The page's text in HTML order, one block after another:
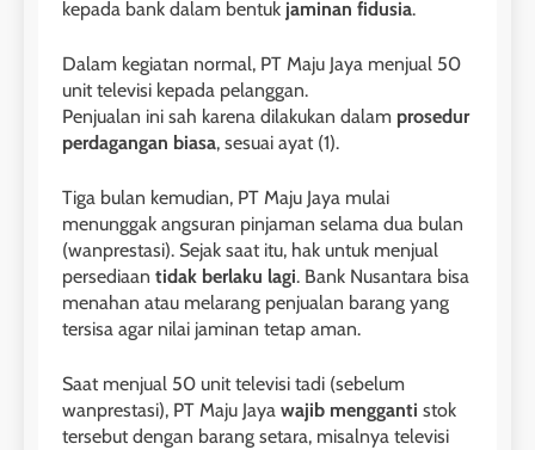
kepada bank dalam bentuk jaminan fidusia.
Dalam kegiatan normal, PT Maju Jaya menjual 50
unit televisi kepada pelanggan.
Penjualan ini sah karena dilakukan dalam prosedur
perdagangan biasa, sesuai ayat (1).
Tiga bulan kemudian, PT Maju Jaya mulai
menunggak angsuran pinjaman selama dua bulan
(wanprestasi). Sejak saat itu, hak untuk menjual
persediaan tidak berlaku lagi. Bank Nusantara bisa
menahan atau melarang penjualan barang yang
tersisa agar nilai jaminan tetap aman.
Saat menjual 50 unit televisi tadi (sebelum
wanprestasi), PT Maju Jaya wajib mengganti stok
tersebut dengan barang setara, misalnya televisi